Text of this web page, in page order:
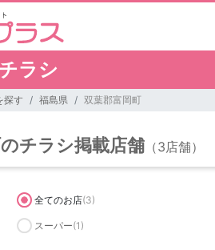
ラシ
探す 福島県 双葉郡富岡町
チラシ掲載店舗 （3店舗）
全てのお店(3)
スーパー(1)